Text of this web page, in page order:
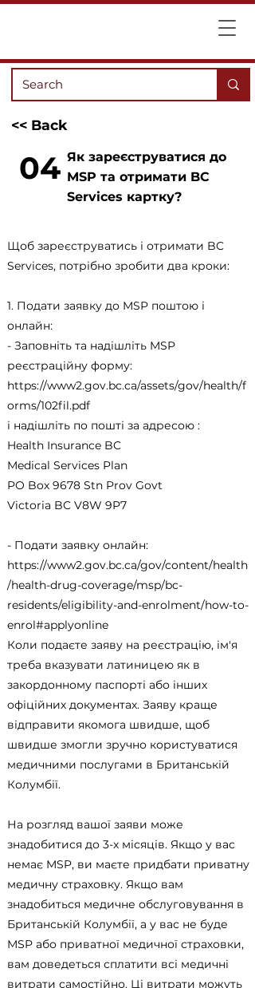
<< Back
04 Як зареєструватися до
MSP та отримати BC
Services картку?
Щоб зареєструватись і отримати BC
Services, потрібно зробити два кроки:
1. Подати заявку до MSP поштою і
онлайн:
- Заповніть та надішліть MSP
реєстраційну форму:
https://www2.gov.bc.ca/assets/gov/health/f
orms/102fil.pdf
і надішліть по пошті за адресою :
Health Insurance BC
Medical Services Plan
PO Box 9678 Stn Prov Govt
Victoria BC V8W 9P7
- Подати заявку онлайн:
https://www2.gov.bc.ca/gov/content/health
/health-drug-coverage/msp/bc-
residents/eligibility-and-enrolment/how-to-
enrol#applyonline
Коли подаєте заяву на реєстрацію, ім'я
треба вказувати латиницею як в
закордонному паспорті або інших
офіційних документах. Заяву краще
відправити якомога швидше, щоб
швидше змогли зручно користуватися
медичними послугами в Британській
Колумбії.
На розгляд вашої заяви може
знадобитися до 3-x місяців. Якщо у вас
немає MSP, ви маєте придбати приватну
медичну страховку. Якщо вам
знадобиться медичне обслуговування в
Британській Колумбії, а у вас не буде
MSP або приватної медичної страховки,
вам доведеться сплатити всі медичні
витрати самостійно. Ці витрати можуть